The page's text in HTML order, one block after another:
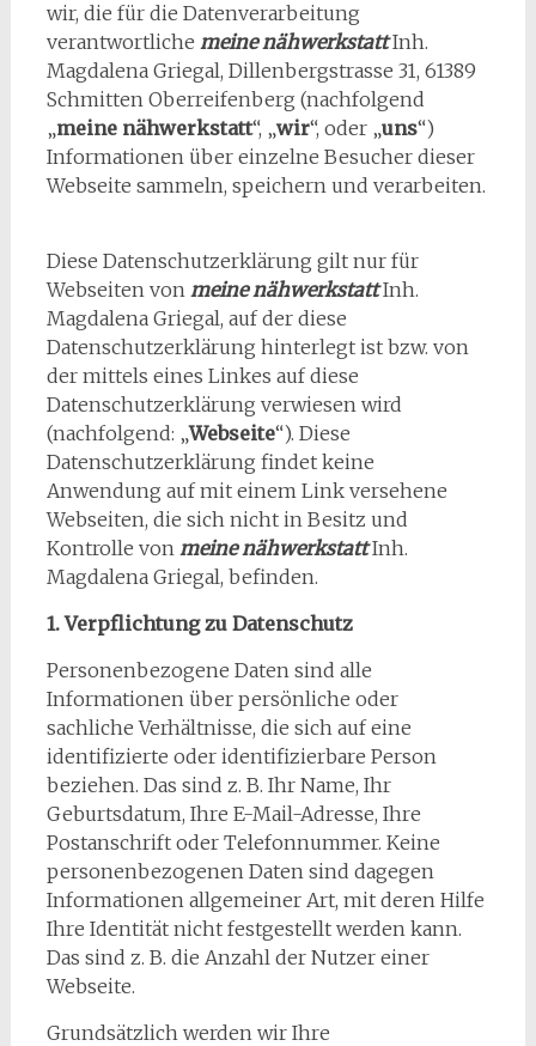
wir, die für die Datenverarbeitung
verantwortliche meine nähwerkstattInh.
Magdalena Griegal, Dillenbergstrasse 31, 61389
Schmitten Oberreifenberg (nachfolgend
„meine nähwerkstatt“, „wir“, oder „uns“)
Informationen über einzelne Besucher dieser
Webseite sammeln, speichern und verarbeiten.
Diese Datenschutzerklärung gilt nur für
Webseiten von meine nähwerkstattInh.
Magdalena Griegal, auf der diese
Datenschutzerklärung hinterlegt ist bzw. von
der mittels eines Linkes auf diese
Datenschutzerklärung verwiesen wird
(nachfolgend: „Webseite“). Diese
Datenschutzerklärung findet keine
Anwendung auf mit einem Link versehene
Webseiten, die sich nicht in Besitz und
Kontrolle von meine nähwerkstattInh.
Magdalena Griegal, befinden.
1. Verpflichtung zu Datenschutz
Personenbezogene Daten sind alle
Informationen über persönliche oder
sachliche Verhältnisse, die sich auf eine
identifizierte oder identifizierbare Person
beziehen. Das sind z. B. Ihr Name, Ihr
Geburtsdatum, Ihre E-Mail-Adresse, Ihre
Postanschrift oder Telefonnummer. Keine
personenbezogenen Daten sind dagegen
Informationen allgemeiner Art, mit deren Hilfe
Ihre Identität nicht festgestellt werden kann.
Das sind z. B. die Anzahl der Nutzer einer
Webseite.
Grundsätzlich werden wir Ihre